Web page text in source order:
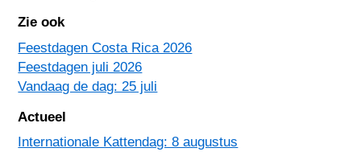
Zie ook
Feestdagen Costa Rica 2026
Feestdagen juli 2026
Vandaag de dag: 25 juli
Actueel
Internationale Kattendag: 8 augustus